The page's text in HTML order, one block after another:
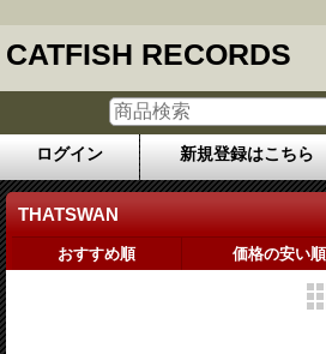
CATFISH RECORDS
ログイン 新規登録はこちら
THATSWAN
おすすめ順 価格の安い順